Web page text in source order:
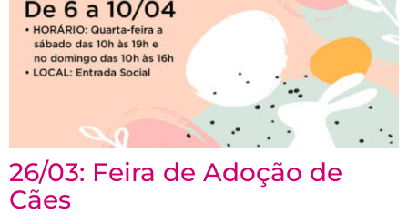
26/03: Feira de Adoção de
Cães